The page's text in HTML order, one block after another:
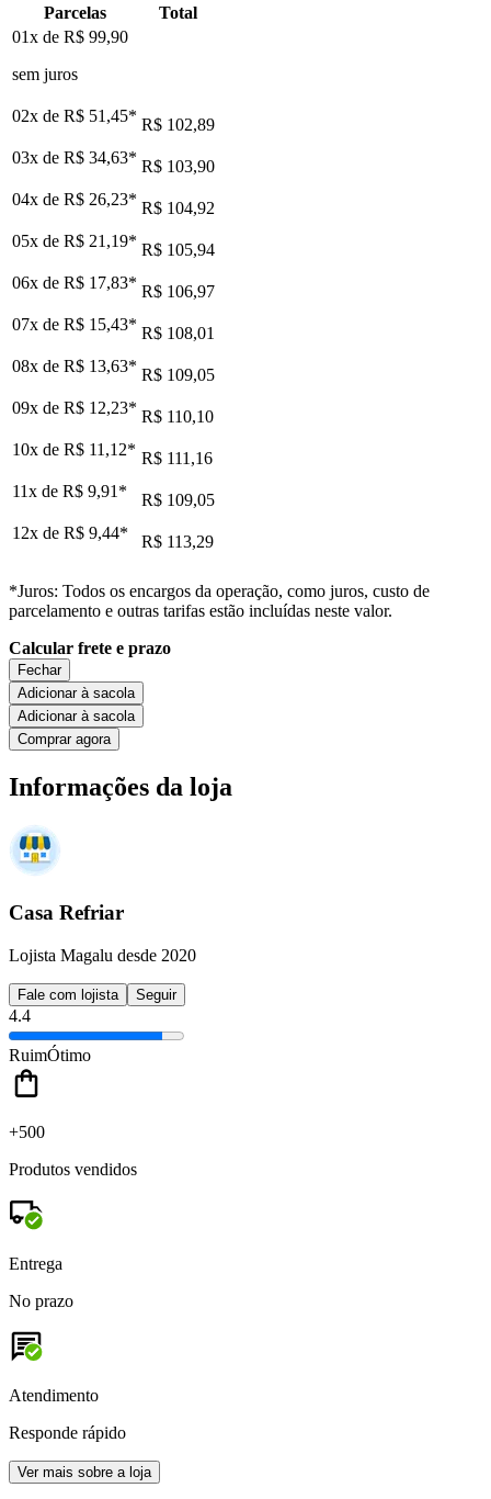
Parcelas
Total
01x de R$ 99,90
sem juros
02x de R$ 51,45* R$ 102,89
03x de R$ 34,63* R$ 103,90
04x de R$ 26,23* R$ 104,92
05x de R$ 21,19* R$ 105,94
06x de R$ 17,83* R$ 106,97
07x de R$ 15,43* R$ 108,01
08x de R$ 13,63* R$ 109,05
09x de R$ 12,23* R$ 110,10
10x de R$ 11,12* R$ 111,16
11x de R$ 9,91 *
R$ 109,05
12x de R$ 9,44* R$ 113,29
*Juros: Todos os encargos da operação, como juros, custo de
parcelamento e outras tarifas estão incluídas neste valor.
Calcular frete e prazo
Fechar
Adicionar à sacola
Adicionar à sacola
Comprar agora
Informações da loja
Casa Refriar
Lojista Magalu desde 2020
Fale com lojista Seguir
4.4
RuimÓtimo
+500
Produtos vendidos
Entrega
No prazo
Atendimento
Responde rápido
Ver mais sobre a loja